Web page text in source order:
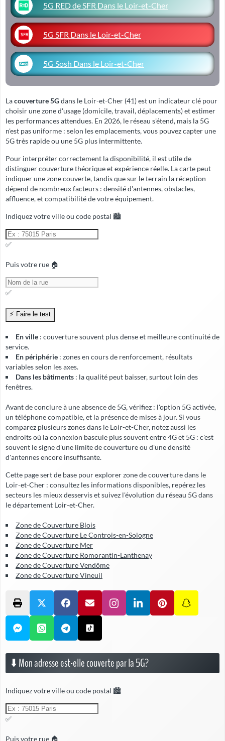
5G RED de SFR Dans le Loir-et-Cher
5G SFR Dans le Loir-et-Cher
5G Sosh Dans le Loir-et-Cher
Lacouverture 5Gdans le Loir-et-Cher (41) est un indicateur clé pour
choisir une zone d'usage (domicile, travail, déplacements) et estimer
les performances attendues. En 2026, le réseau s'étend, mais la 5G
n'est pas uniforme : selon les emplacements, vous pouvez capter une
5G très rapide ou une 5G plus intermittente.
Pour interpréter correctement la disponibilité, il est utile de
distinguercouverture théoriqueetexpérience réelle. La carte peut
indiquer une zone couverte, tandis que sur le terrain la réception
dépend de nombreux facteurs : densité d'antennes, obstacles,
affluence, et compatibilité de votre équipement.
Indiquez votre ville ou code postal 🏙️
✅
Puis votre rue 🏠
✅
En ville : couverture souvent plus dense et meilleure continuité de
service.
En périphérie : zones en cours de renforcement, résultats
variables selon les axes.
Dans les bâtiments : la qualité peut baisser, surtout loin des
fenêtres.
Avant de conclure à une absence de 5G, vérifiez : l'option 5G activée,
un téléphone compatible, et la présence de mises à jour. Si vous
comparez plusieurs zones dans le Loir-et-Cher, notez aussi les
endroits où la connexion bascule plus souvent entre 4G et 5G : c'est
souvent le signe d'une limite de couverture ou d'une densité
d'antennes encore insuffisante.
Cette page sert de base pour explorer zone de couverture dans le
Loir-et-Cher : consultez les informations disponibles, repérez les
secteurs les mieux desservis et suivez l'évolution du réseau 5G dans
le département Loir-et-Cher.
Zone de Couverture Blois
Zone de Couverture Le Controis-en-Sologne
Zone de Couverture Mer
Zone de Couverture Romorantin-Lanthenay
Zone de Couverture Vendôme
Zone de Couverture Vineuil
⬇️ Mon adresse est-elle couverte par la 5G?
Indiquez votre ville ou code postal 🏙️
✅
Puis votre rue 🏠